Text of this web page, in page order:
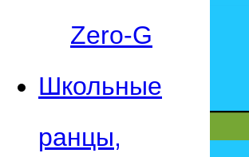
Zero-G
Школьные
ранцы,